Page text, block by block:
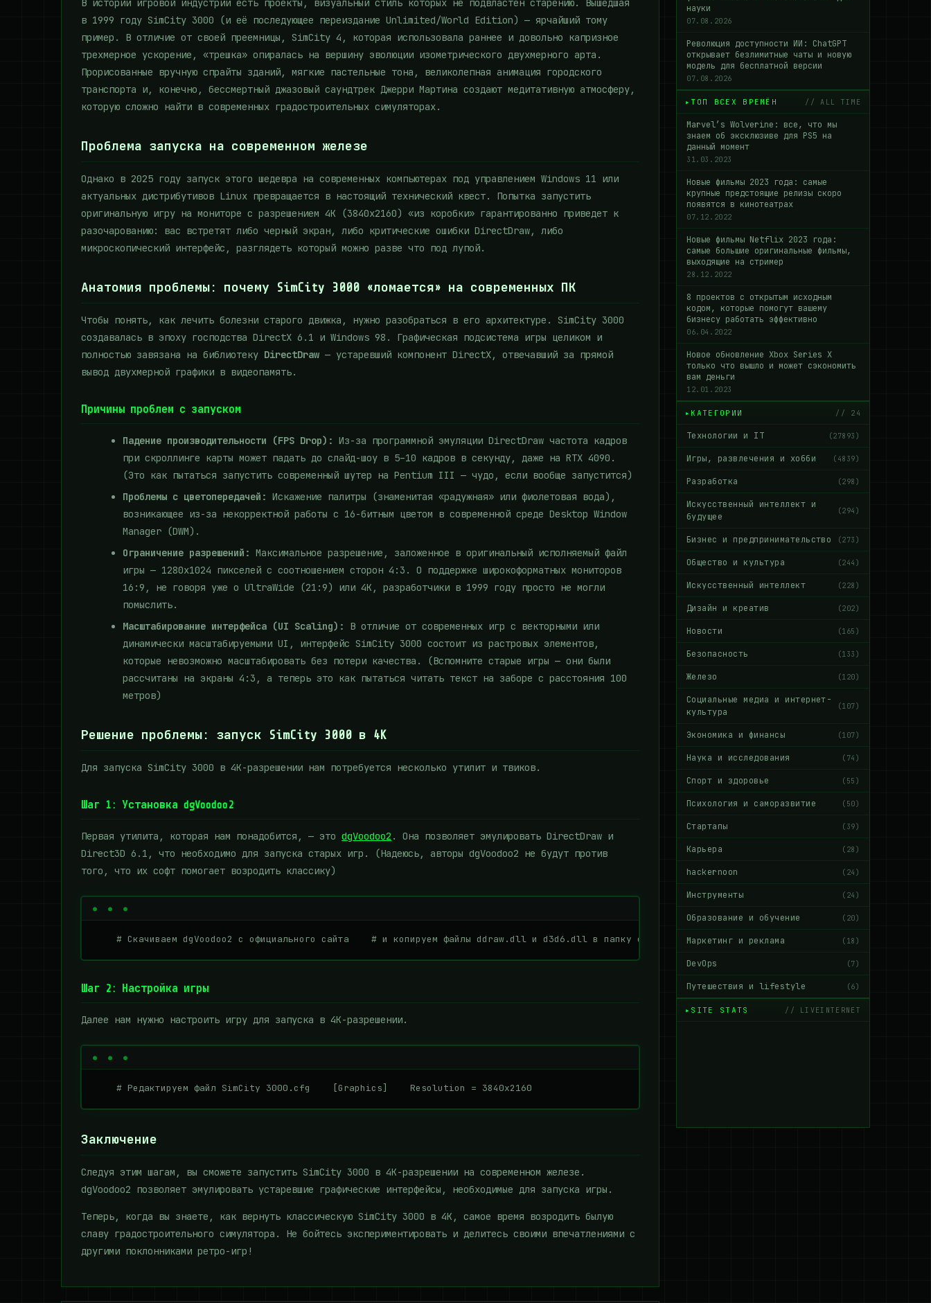
В истории игровой индустрии есть проекты, визуальный стиль которых не подвластен старению. Вышедшая
в 1999 году SimCity 3000 (и её последующее переиздание Unlimited/World Edition) — ярчайший тому
пример. В отличие от своей преемницы, SimCity 4, которая использовала раннее и довольно капризное
трехмерное ускорение, «трешка» опиралась на вершину эволюции изометрического двухмерного арта.
Прорисованные вручную спрайты зданий, мягкие пастельные тона, великолепная анимация городского
транспорта и, конечно, бессмертный джазовый саундтрек Джерри Мартина создают медитативную атмосферу,
которую сложно найти в современных градостроительных симуляторах.
Проблема запуска на современном железе
Однако в 2025 году запуск этого шедевра на современных компьютерах под управлением Windows 11 или
актуальных дистрибутивов Linux превращается в настоящий технический квест. Попытка запустить
оригинальную игру на мониторе с разрешением 4K (3840x2160) «из коробки» гарантированно приведет к
разочарованию: вас встретят либо черный экран, либо критические ошибки DirectDraw, либо
микроскопический интерфейс, разглядеть который можно разве что под лупой.
Анатомия проблемы: почему SimCity 3000 «ломается» на современных ПК
Чтобы понять, как лечить болезни старого движка, нужно разобраться в его архитектуре. SimCity 3000
создавалась в эпоху господства DirectX 6.1 и Windows 98. Графическая подсистема игры целиком и
полностью завязана на библиотеку DirectDraw — устаревший компонент DirectX, отвечавший за прямой
вывод двухмерной графики в видеопамять.
Причины проблем с запуском
Падение производительности (FPS Drop): Из-за программной эмуляции DirectDraw частота кадров
при скроллинге карты может падать до слайд-шоу в 5–10 кадров в секунду, даже на RTX 4090.
(Это как пытаться запустить современный шутер на Pentium III — чудо, если вообще запустится)
Проблемы с цветопередачей: Искажение палитры (знаменитая «радужная» или фиолетовая вода),
возникающее из-за некорректной работы с 16-битным цветом в современной среде Desktop Window
Manager (DWM).
Ограничение разрешений: Максимальное разрешение, заложенное в оригинальный исполняемый файл
игры — 1280x1024 пикселей с соотношением сторон 4:3. О поддержке широкоформатных мониторов
16:9, не говоря уже о UltraWide (21:9) или 4K, разработчики в 1999 году просто не могли
помыслить.
Масштабирование интерфейса (UI Scaling):
В отличие от современных игр с векторными или
динамически масштабируемыми UI, интерфейс SimCity 3000 состоит из растровых элементов,
которые невозможно масштабировать без потери качества. (Вспомните старые игры — они были
рассчитаны на экраны 4:3, а теперь это как пытаться читать текст на заборе с расстояния 100
метров)
Решение проблемы: запуск SimCity 3000 в 4K
Для запуска SimCity 3000 в 4K-разрешении нам потребуется несколько утилит и твиков.
Шаг 1: Установка dgVoodoo2
Первая утилита, которая нам понадобится, — это dgVoodoo2 . Она позволяет эмулировать DirectDraw и
Direct3D 6.1, что необходимо для запуска старых игр. (Надеюсь, авторы dgVoodoo2 не будут против
того, что их софт помогает возродить классику)
# Скачиваем dgVoodoo2 с официального сайта    # и копируем файлы ddraw.dll и d3d6.dll в папку с игрой    # Настраиваем dgVoodoo2    [config]
Шаг 2: Настройка игры
Далее нам нужно настроить игру для запуска в 4K-разрешении.
    # Редактируем файл SimCity 3000.cfg    [Graphics]    Resolution = 3840x2160
Заключение
Следуя этим шагам, вы сможете запустить SimCity 3000 в 4K-разрешении на современном железе.
dgVoodoo2 позволяет эмулировать устаревшие графические интерфейсы, необходимые для запуска игры.
Теперь, когда вы знаете, как вернуть классическую SimCity 3000 в 4K, самое время возродить былую
славу градостроительного симулятора. Не бойтесь экспериментировать и делитесь своими впечатлениями с
другими поклонниками ретро-игр!
науки
07.08.2026
Революция доступности ИИ: ChatGPT
открывает безлимитные чаты и новую
модель для бесплатной версии
07.08.2026
ТОП ВСЕХ ВРЕМЁН // ALL TIME
Marvel’s Wolverine: все, что мы
знаем об эксклюзиве для PS5 на
данный момент
31.03.2023
Новые фильмы 2023 года: самые
крупные предстоящие релизы скоро
появятся в кинотеатрах
07.12.2022
Новые фильмы Netflix 2023 года:
самые большие оригинальные фильмы,
выходящие на стример
28.12.2022
8 проектов с открытым исходным
кодом, которые помогут вашему
бизнесу работать эффективно
06.04.2022
Новое обновление Xbox Series X
только что вышло и может сэкономить
вам деньги
12.01.2023
КАТЕГОРИИ // 24
Технологии и IT (27893)
Игры, развлечения и хобби (4839)
Разработка (298)
Искусственный интеллект и
будущее
(294)
Бизнес и предпринимательство (273)
Общество и культура (244)
Искусственный интеллект (228)
Дизайн и креатив (202)
Новости (165)
Безопасность (133)
Железо (120)
Социальные медиа и интернет-
культура
(107)
Экономика и финансы (107)
Наука и исследования (74)
Спорт и здоровье (55)
Психология и саморазвитие (50)
Стартапы (39)
Карьера (28)
hackernoon (24)
Инструменты (24)
Образование и обучение (20)
Маркетинг и реклама (18)
DevOps (7)
Путешествия и lifestyle (6)
SITE STATS // LIVEINTERNET